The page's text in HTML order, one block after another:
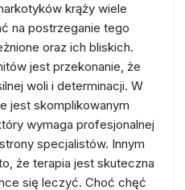
krąży wiele
na postrzeganie tego
oraz ich bliskich.
jest przekonanie, że
woli i determinacji. W
jest skomplikowanym
wymaga profesjonalnej
specjalistów. Innym
że terapia jest skuteczna
się leczyć. Choć chęć